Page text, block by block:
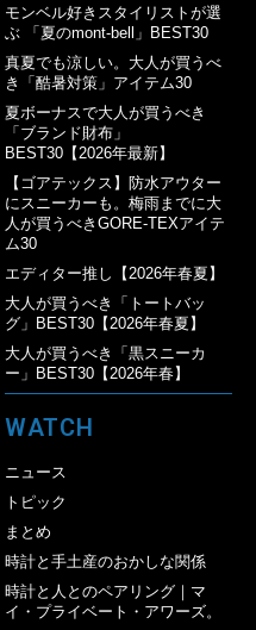
モンベル好きスタイリストが選
ぶ 「夏のmont-bell」BEST30
真夏でも涼しい。大人が買うべ
き「酷暑対策」アイテム30
夏ボーナスで大人が買うべき
「ブランド財布」
BEST30【2026年最新】
【ゴアテックス】防水アウター
にスニーカーも。梅雨までに大
人が買うべきGORE-TEXアイテ
ム30
エディター推し【2026年春夏】
大人が買うべき「トートバッ
グ」BEST30【2026年春夏】
大人が買うべき「黒スニーカ
ー」BEST30【2026年春】
WATCH
ニュース
トピック
まとめ
時計と手土産のおかしな関係
時計と人とのペアリング｜マ
イ・プライベート・アワーズ。